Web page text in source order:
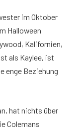
im Oktober
Halloween
Kalifornien,
als Kaylee, ist
enge Beziehung
hat nichts über
Colemans